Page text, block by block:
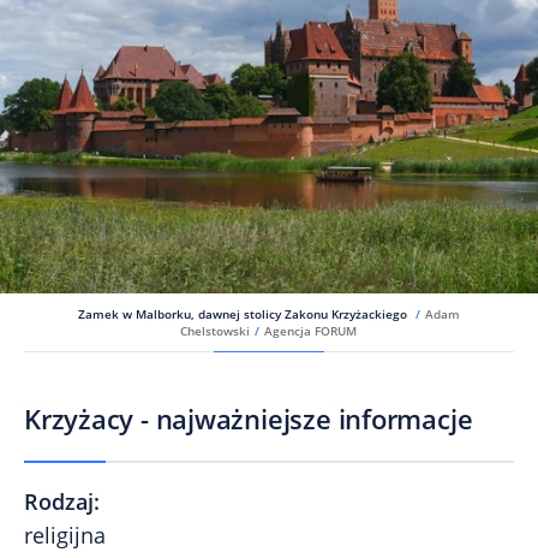
Zamek w Malborku, dawnej stolicy Zakonu Krzyżackiego / Adam
Chelstowski / Agencja FORUM
Krzyżacy - najważniejsze informacje
Rodzaj:
religijna